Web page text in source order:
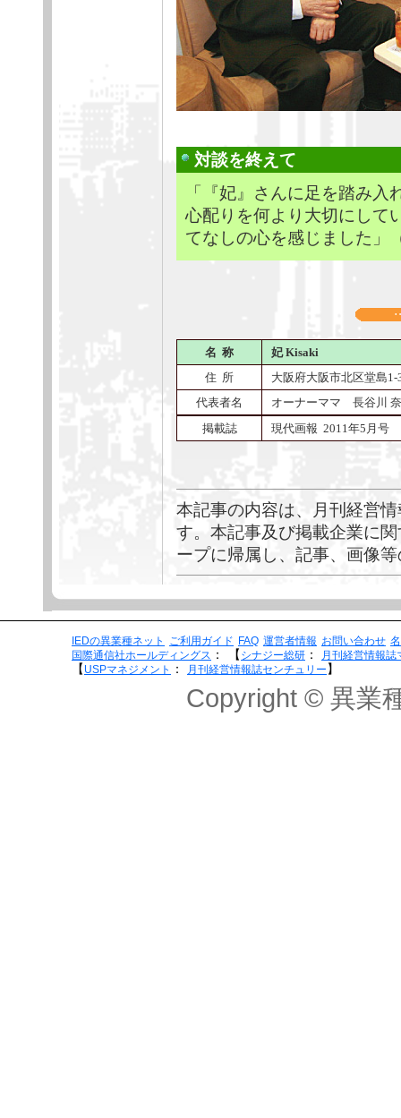
対談を終えて
「『妃』さんに足を踏み
心配りを何より大切にして
てなしの心を感じました」
名 称
妃 Kisaki
住 所
大阪府大阪市北区堂島1-
代表者名
オーナーママ 長谷川
掲載誌
現代画報 2011年5月号
本記事の内容は、月刊経営
す。本記事及び掲載企業に
ープに帰属し、記事、画像
IEDの異業種ネット ご利用ガイド FAQ 運営者情報 お問い合わせ
国際通信社ホールディングス ： 【 シナジー総研 ： 月刊経営情報誌
【 USPマネジメント ： 月刊経営情報誌センチュリー 】
Copyright © 異業